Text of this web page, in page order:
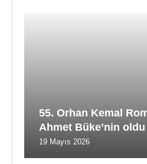
55. Orhan Kemal
Ahmet Büke’nin oldu
19 Mayıs 2026